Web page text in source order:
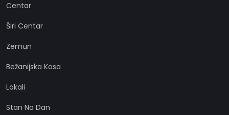
Centar
Širi Centar
Zemun
Bežanijska Kosa
Lokali
Stan Na Dan